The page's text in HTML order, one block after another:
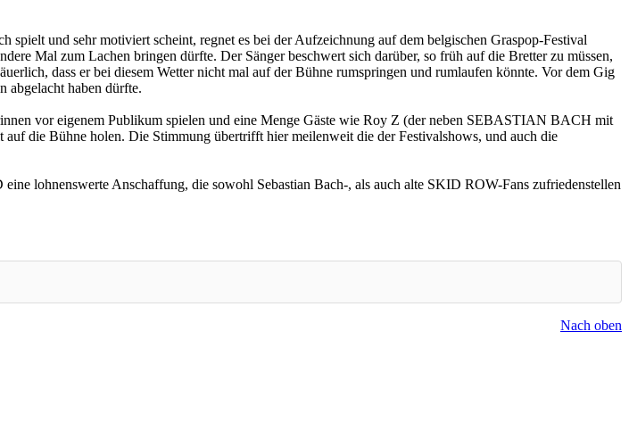
und sehr motiviert scheint, regnet es bei der Aufzeichnung auf dem belgischen Graspop-Festival
Mal zum Lachen bringen dürfte. Der Sänger beschwert sich darüber, so früh auf die Bretter zu müssen,
dass er bei diesem Wetter nicht mal auf der Bühne rumspringen und rumlaufen könnte. Vor dem Gig
abgelacht haben dürfte.
vor eigenem Publikum spielen und eine Menge Gäste wie Roy Z (der neben SEBASTIAN BACH mit
die Bühne holen. Die Stimmung übertrifft hier meilenweit die der Festivalshows, und auch die
lohnenswerte Anschaffung, die sowohl Sebastian Bach-, als auch alte SKID ROW-Fans zufriedenstellen
Nach oben